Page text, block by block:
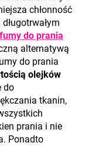
chłonność
do prania
alternatywą
do prania
olejków
do
tkanin,
prania i nie
Ponadto